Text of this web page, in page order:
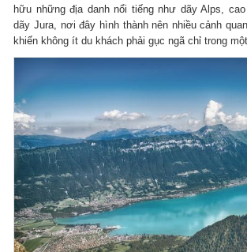
hữu những địa danh nổi tiếng như dãy Alps,
dãy Jura, nơi đây hình thành nên nhiều cảnh
khiến không ít du khách phải gục ngã chỉ trong